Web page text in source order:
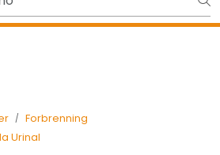
i sommer? Sjekk her først
Forbrenning
Urinal
Tilbake